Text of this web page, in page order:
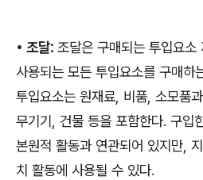
• 조달: 조달은 구매되는 투입요소
사용되는 모든 투입요소를 구매하
투입요소는 원재료 비품 소모품
무기기 건물 등을 포함한다. 구입
본원적 활동과 연관되어 있지만
치 활동에 사용될 수 있다.